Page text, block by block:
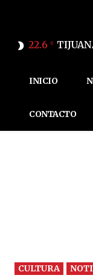
22.6 C
INICIO
CONTACTO
CULTURA